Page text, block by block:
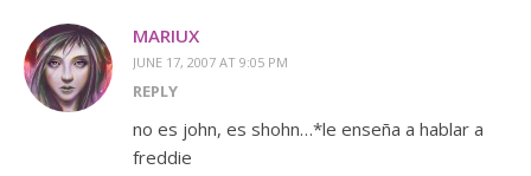
MARIUX
JUNE 17, 2007 AT 9:05 PM
REPLY
no es john, es shohn…*le enseña a hablar a
freddie